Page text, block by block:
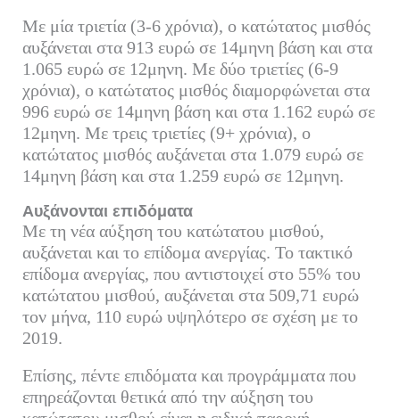
Με μία τριετία (3-6 χρόνια), ο κατώτατος μισθός
αυξάνεται στα 913 ευρώ σε 14μηνη βάση και στα
1.065 ευρώ σε 12μηνη. Με δύο τριετίες (6-9
χρόνια), ο κατώτατος μισθός διαμορφώνεται στα
996 ευρώ σε 14μηνη βάση και στα 1.162 ευρώ σε
12μηνη. Με τρεις τριετίες (9+ χρόνια), ο
κατώτατος μισθός αυξάνεται στα 1.079 ευρώ σε
14μηνη βάση και στα 1.259 ευρώ σε 12μηνη.
Αυξάνονται επιδόματα
Με τη νέα αύξηση του κατώτατου μισθού,
αυξάνεται και το επίδομα ανεργίας. Το τακτικό
επίδομα ανεργίας, που αντιστοιχεί στο 55% του
κατώτατου μισθού, αυξάνεται στα 509,71 ευρώ
τον μήνα, 110 ευρώ υψηλότερο σε σχέση με το
2019.
Επίσης, πέντε επιδόματα και προγράμματα που
επηρεάζονται θετικά από την αύξηση του